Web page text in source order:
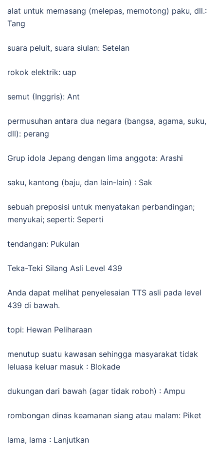
alat untuk memasang (melepas, memotong) paku, dll.:
Tang
suara peluit, suara siulan: Setelan
rokok elektrik: uap
semut (Inggris): Ant
permusuhan antara dua negara (bangsa, agama, suku,
dll): perang
Grup idola Jepang dengan lima anggota: Arashi
saku, kantong (baju, dan lain-lain) : Sak
sebuah preposisi untuk menyatakan perbandingan;
menyukai; seperti: Seperti
tendangan: Pukulan
Teka-Teki Silang Asli Level 439
Anda dapat melihat penyelesaian TTS asli pada level
439 di bawah.
topi: Hewan Peliharaan
menutup suatu kawasan sehingga masyarakat tidak
leluasa keluar masuk : Blokade
dukungan dari bawah (agar tidak roboh) : Ampu
rombongan dinas keamanan siang atau malam: Piket
lama, lama : Lanjutkan